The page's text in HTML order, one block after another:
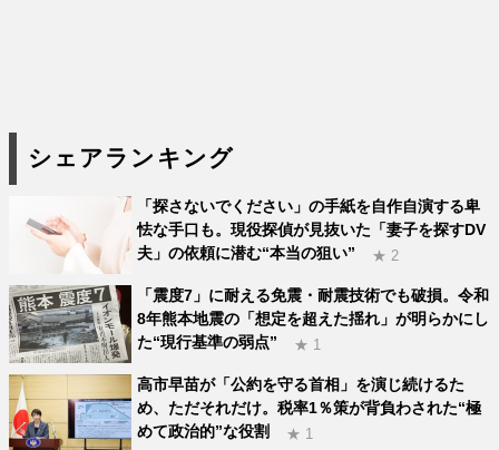
シェアランキング
「探さないでください」の手紙を自作自演する卑
怯な手口も。現役探偵が見抜いた「妻子を探すDV
夫」の依頼に潜む“本当の狙い”
★ 2
「震度7」に耐える免震・耐震技術でも破損。令和
8年熊本地震の「想定を超えた揺れ」が明らかにし
た“現行基準の弱点”
★ 1
高市早苗が「公約を守る首相」を演じ続けるた
め、ただそれだけ。税率1％策が背負わされた“極
めて政治的”な役割
★ 1